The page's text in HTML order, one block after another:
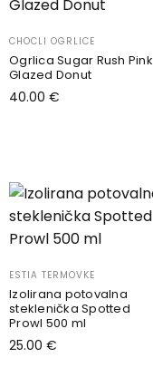
CHOCLI OGRLICE
Ogrlica Sugar Rush Pink
Glazed Donut
40.00 €
ESTIA TERMOVKE
Izolirana potovalna
steklenička Spotted
Prowl 500 ml
25.00 €